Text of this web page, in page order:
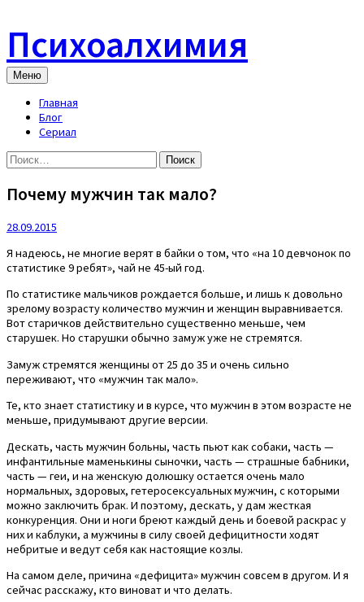
content
Психоалхимия
Меню
Главная
Блог
Сериал
Найти:
Почему мужчин так мало?
28.09.2015
Я надеюсь, не многие верят в байки о том, что «на 10 девчонок по
статистике 9 ребят», чай не 45-ый год.
По статистике мальчиков рождается больше, и лишь к довольно
зрелому возрасту количество мужчин и женщин выравнивается.
Вот старичков действительно существенно меньше, чем
старушек. Но старушки обычно замуж уже не стремятся.
Замуж стремятся женщины от 25 до 35 и очень сильно
переживают, что «мужчин так мало».
Те, кто знает статистику и в курсе, что мужчин в этом возрасте не
меньше, придумывают другие версии.
Дескать, часть мужчин больны, часть пьют как собаки, часть —
инфантильные маменькины сыночки, часть — страшные бабники,
часть — геи, и на женскую долюшку остается очень мало
нормальных, здоровых, гетеросексуальных мужчин, с которыми
можно заключить брак. И поэтому, дескать, у дам жесткая
конкуренция. Они и ноги бреют каждый день и боевой раскрас у
них и каблуки, а мужчины в силу своей дефицитности ходят
небритые и ведут себя как настоящие козлы.
На самом деле, причина «дефицита» мужчин совсем в другом. И я
сейчас расскажу, кто виноват и что делать.